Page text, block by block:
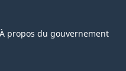
À propos du gouvernement